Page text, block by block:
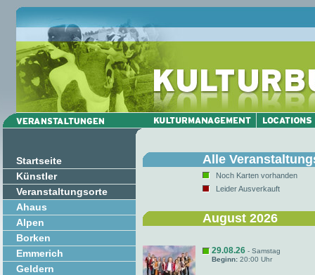
Startseite
Künstler
Veranstaltungsorte
Ahaus
Alpen
Borken
Emmerich
Geldern
Alle
Noch Karten vorhanden
Leider Ausverkauft
August 2026
29.08.26 - Samstag
Beginn: 20:00 Uhr